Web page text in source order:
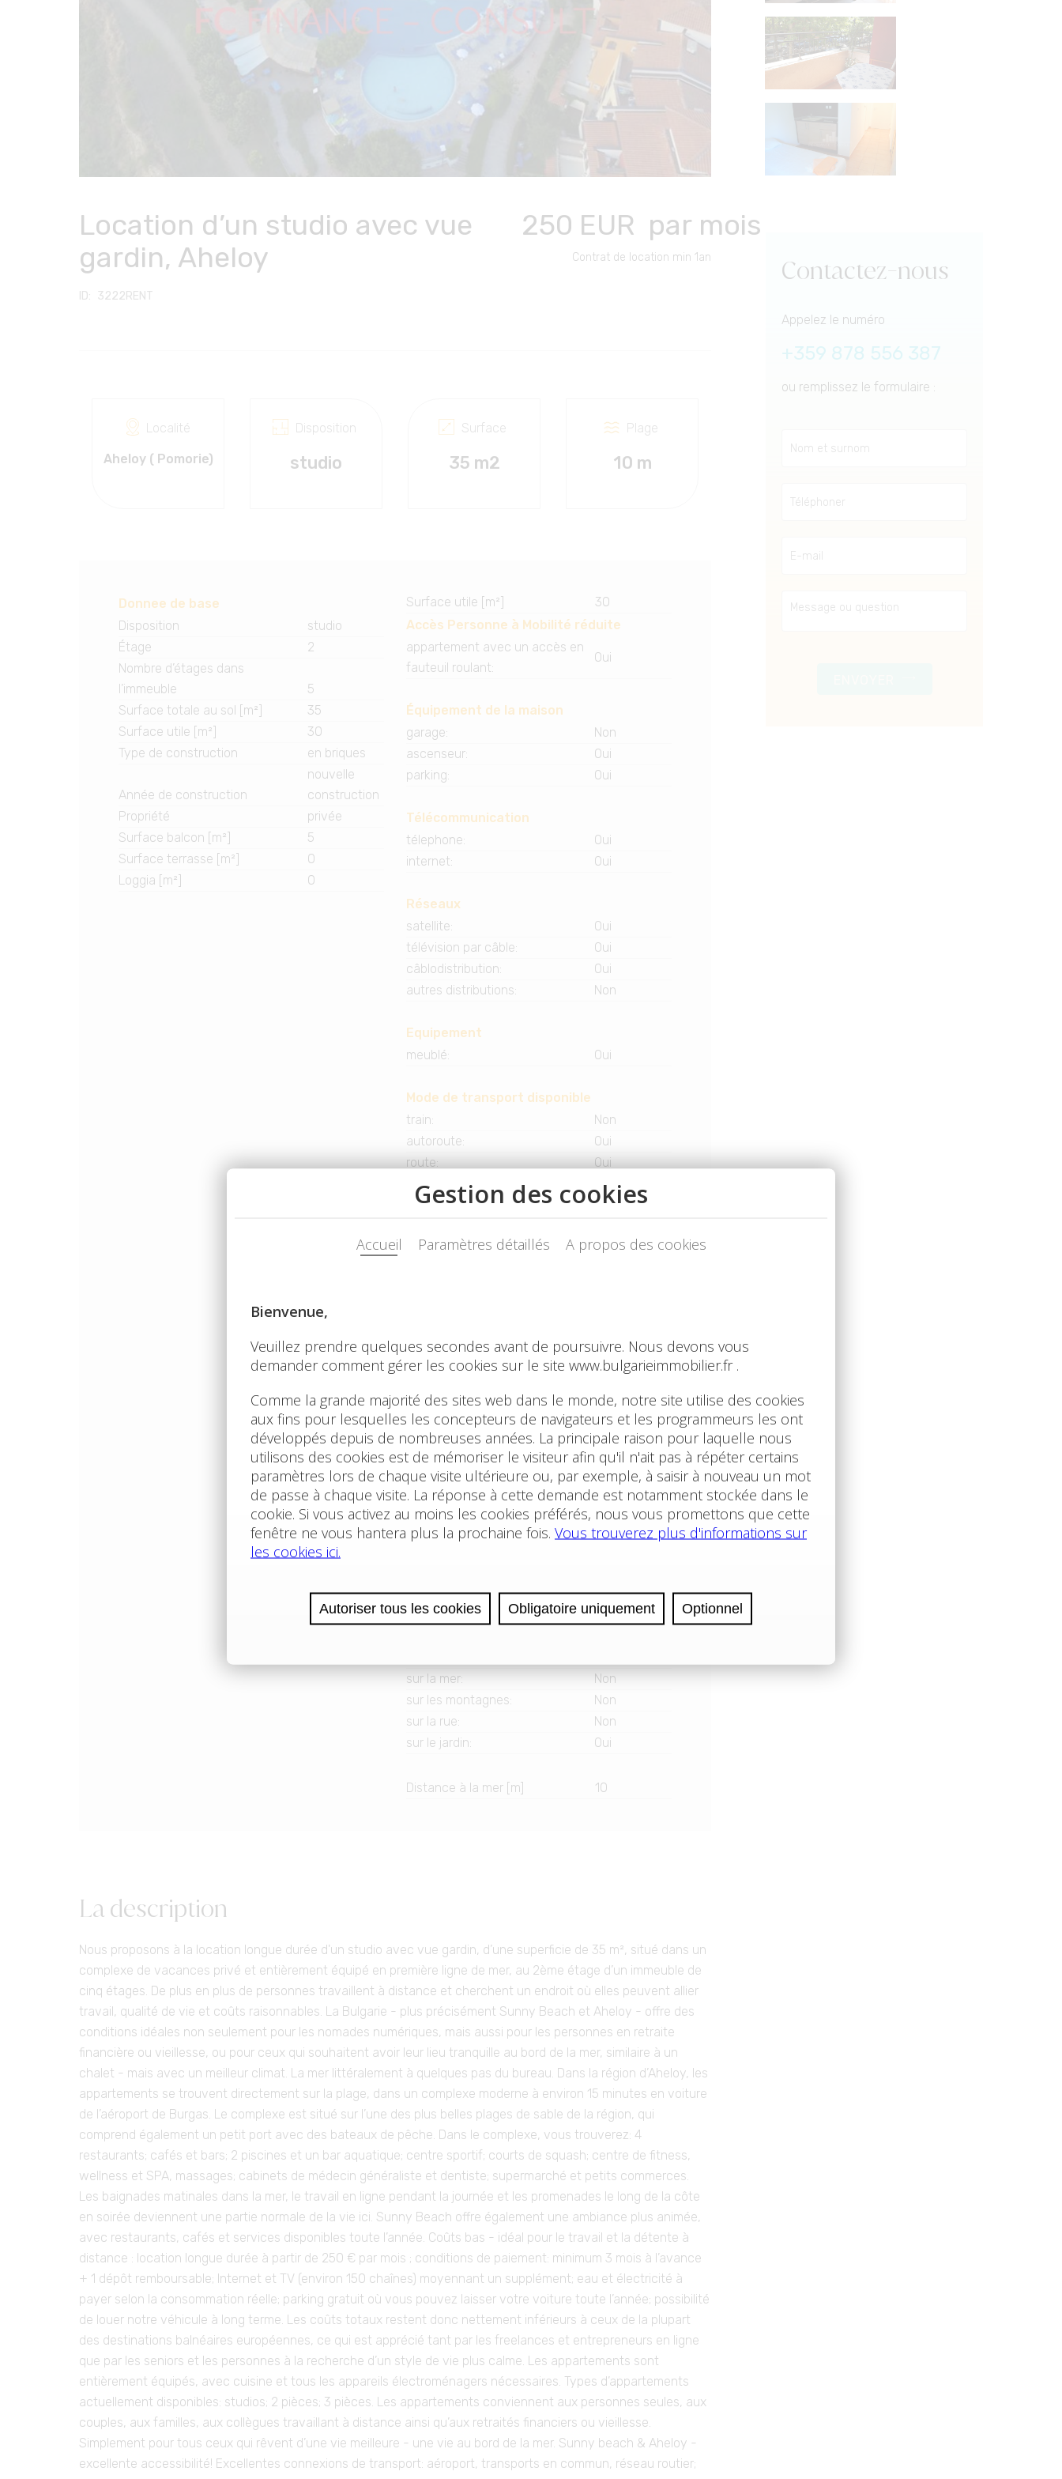
Location d’un studio avec vue
gardin, Aheloy
3222RENT
250 EUR par mois
Contrat de location min 1an
Localité
Aheloy ( Pomorie)
Disposition
studio
Surface
35 m2
Plage
10 m
Donnee de base
Disposition
studio
Étage
2
Nombre d’étages dans
l’immeuble
5
Surface totale au sol [m²]
35
Surface utile [m²]
30
Type de construction
en briques
Année de construction
nouvelle
construction
Propriété
privée
Surface balcon [m²]
5
Surface terrasse [m²]
0
Loggia [m²]
0
Surface utile [m²]
30
Accès Personne à Mobilité réduite
appartement avec un accès en
fauteuil roulant:
Oui
Équipement de la maison
garage:
Non
ascenseur:
Oui
parking: Oui
Télécommunication
télephone:
Oui
internet: Oui
Réseaux
satellite:
Oui
télévision par câble:
Oui
câblodistribution:
Oui
autres distributions: Non
Equipement
meublé: Oui
Mode de transport disponible
train:
Non
autoroute:
Oui
route:
Oui
transport urbain ou régional
Oui
bus: Oui
Électricité
Aménagements publics
école maternelle:
Oui
institution de santé
Oui
poste:
Oui
supermarché :
Oui
réseau complet de magasins et
de services:
Oui
bâtiment
économique
sur la mer:
Non
sur les montagnes:
Non
sur la rue:
Non
sur le jardin: Oui
Distance à la mer [m] 10
La description
Nous proposons à la location longue durée d'un studio avec vue gardin, d’une superficie de 35 m², situé dans un
complexe de vacances privé et entièrement équipé en première ligne de mer, au 2ème étage d’un immeuble de
cinq étages. De plus en plus de personnes travaillent à distance et cherchent un endroit où elles peuvent allier
travail, qualité de vie et coûts raisonnables. La Bulgarie - plus précisément Sunny Beach et Aheloy - offre des
conditions idéales non seulement pour les nomades numériques, mais aussi pour les personnes en retraite
financière ou vieillesse, ou pour ceux qui souhaitent avoir leur lieu tranquille au bord de la mer, similaire à un
chalet - mais avec un meilleur climat. La mer littéralement à quelques pas du bureau. Dans la région d’Aheloy, les
appartements se trouvent directement sur la plage, dans un complexe moderne à environ 15 minutes en voiture
de l’aéroport de Burgas. Le complexe est situé sur l’une des plus belles plages de sable de la région, qui
comprend également un petit port avec des bateaux de pêche. Dans le complexe, vous trouverez: 4
restaurants; cafés et bars; 2 piscines et un bar aquatique; centre sportif; courts de squash; centre de fitness,
wellness et SPA, massages; cabinets de médecin généraliste et dentiste; supermarché et petits commerces.
Les baignades matinales dans la mer, le travail en ligne pendant la journée et les promenades le long de la côte
en soirée deviennent une partie normale de la vie ici. Sunny Beach offre également une ambiance plus animée,
avec restaurants, cafés et services disponibles toute l’année. Coûts bas - idéal pour le travail et la détente à
distance : location longue durée à partir de 250 € par mois ; conditions de paiement: minimum 3 mois à l’avance
+ 1 dépôt remboursable; Internet et TV (environ 150 chaînes) moyennant un supplément; eau et électricité à
payer selon la consommation réelle; parking gratuit où vous pouvez laisser votre voiture toute l’année; possibilité
de louer notre véhicule à long terme. Les coûts totaux restent donc nettement inférieurs à ceux de la plupart
des destinations balnéaires européennes, ce qui est apprécié tant par les freelances et entrepreneurs en ligne
que par les seniors et les personnes à la recherche d’un style de vie plus calme. Les appartements sont
entièrement équipés, avec cuisine et tous les appareils électroménagers nécessaires. Types d’appartements
actuellement disponibles: studios; 2 pièces; 3 pièces. Les appartements conviennent aux personnes seules, aux
couples, aux familles, aux collègues travaillant à distance ainsi qu’aux retraités financiers ou vieillesse.
Simplement pour tous ceux qui rêvent d’une vie meilleure - une vie au bord de la mer. Sunny beach & Aheloy -
excellente accessibilité! Excellentes connexions de transport: aéroport, transports en commun, réseau routier;
Contactez-nous
Appelez le numéro
+359 878 556 387
ou remplissez le formulaire :